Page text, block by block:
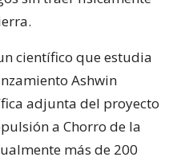
científico que estudia
Ashwin
adjunta del proyecto
a Chorro de la
más de 200